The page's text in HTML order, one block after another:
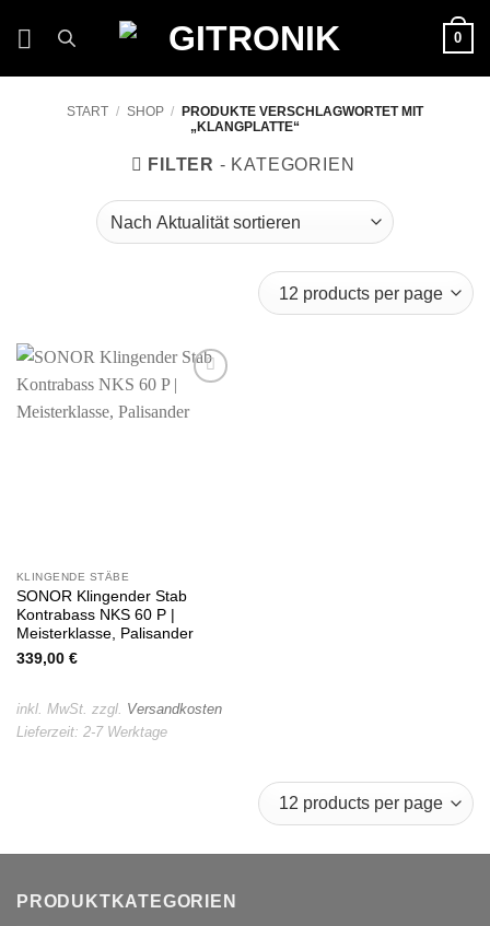
0
START / SHOP /
PRODUKTE VERSCHLAGWORTET MIT
„KLANGPLATTE“
FILTER
Wunschliste
KLINGENDE STÄBE
SONOR Klingender Stab
Kontrabass NKS 60 P |
Meisterklasse, Palisander
339,00 €
inkl. MwSt. zzgl. Versandkosten
Lieferzeit: 2-7 Werktage
PRODUKTKATEGORIEN